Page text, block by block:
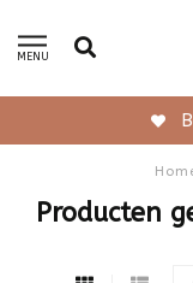
MENU
Producten